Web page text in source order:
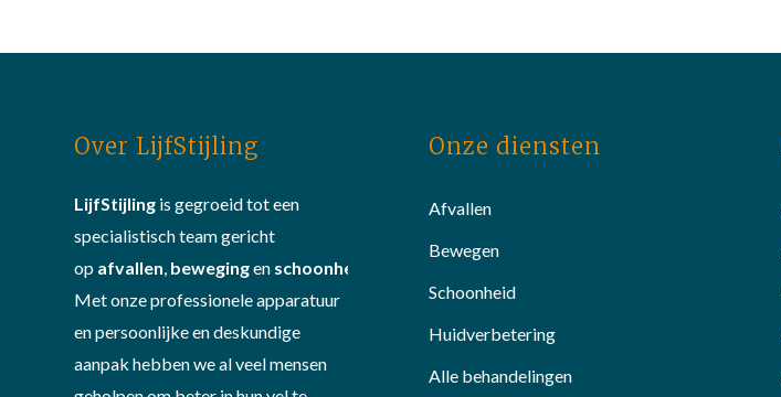
Over LijfStijling
LijfStijling is gegroeid tot een
specialistisch team gericht
op afvallen, bewegingen schoonheid
Met onze professionele apparatuur
en persoonlijke en deskundige
aanpak hebben we al veel mensen
Onze diensten
Afvallen
Bewegen
Schoonheid
Huidverbetering
Alle behandelingen